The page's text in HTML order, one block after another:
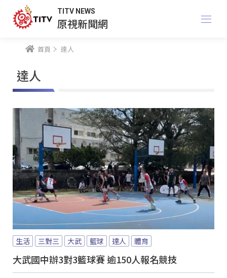
TITV NEWS
原視新聞網
首頁 達人
達人
生活 三對三 大武 籃球 達人 體育
大武國中辦3對3籃球賽 逾150人報名競技